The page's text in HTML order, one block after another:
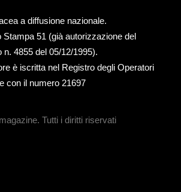
a diffusione nazionale.
Stampa 51 (già autorizzazione del
n. 4855 del 05/12/1995).
è iscritta nel Registro degli Operatori
con il numero 21697
Tutti i diritti riservati